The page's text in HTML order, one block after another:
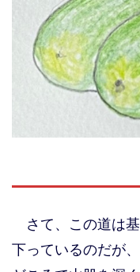
さて、この道は
下っているのだが